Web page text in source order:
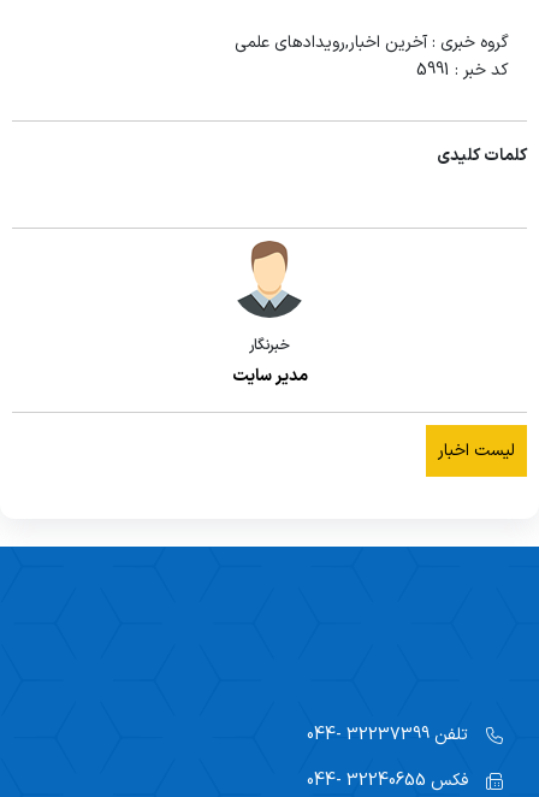
گروه خبری : آخرین اخبار,رویدادهای علمی
کد خبر : 5991
کلمات کلیدی
خبرنگار
مدیر سایت
لیست اخبار
تلفن
فکس